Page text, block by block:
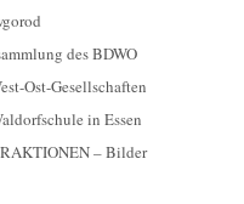
des BDWO
Ost-Gesellschaften
in Essen
– Bilder